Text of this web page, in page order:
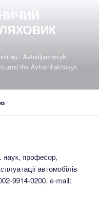
/ Avtošljachovyk
the Avtoshliakhovyk
наук, професор,
автомобілів
9914-0200, e-mail: